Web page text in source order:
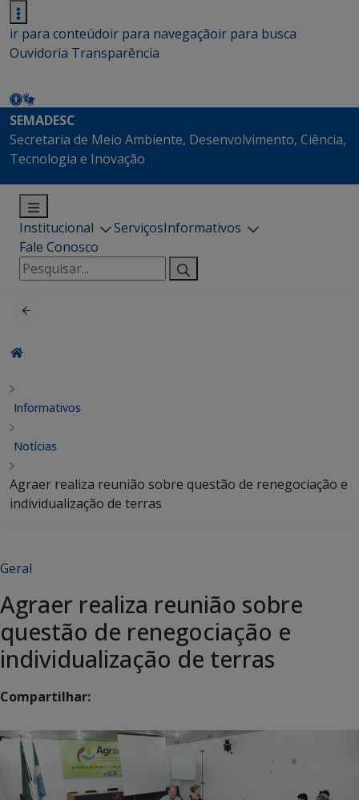
ir para conteúdoir para navegaçãoir para busca
Ouvidoria Transparência
SEMADESC
Secretaria de Meio Ambiente, Desenvolvimento, Ciência,
Tecnologia e Inovação
Institucional ServiçosInformativos
Fale Conosco
Pesquisar
por:
Informativos
Notícias
Agraer realiza reunião sobre questão de renegociação e
individualização de terras
Geral
Agraer realiza reunião sobre
questão de renegociação e
individualização de terras
Compartilhar: